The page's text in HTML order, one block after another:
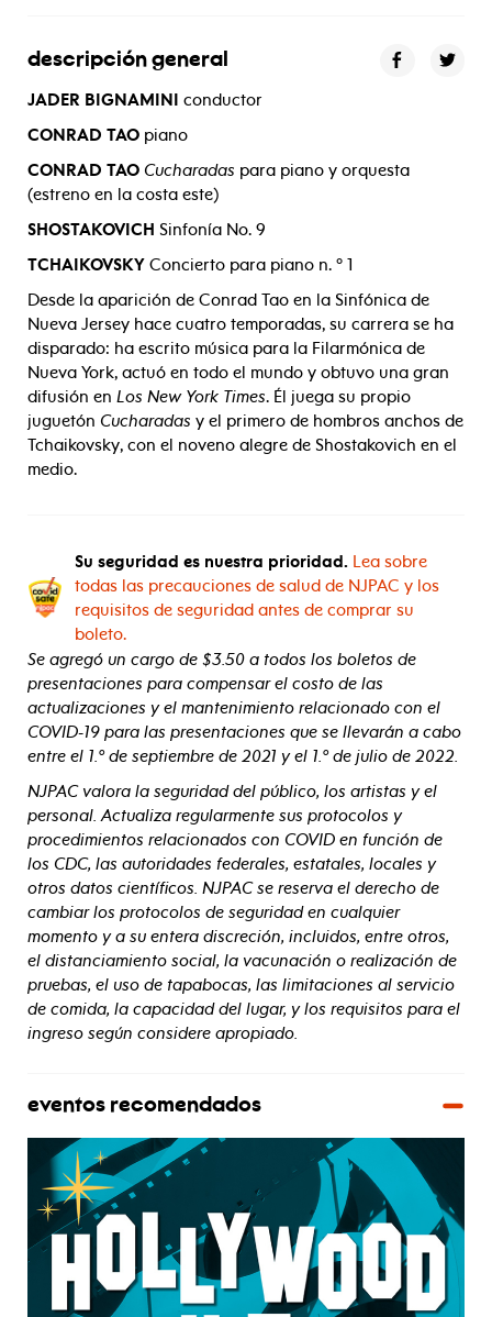
descripción general
JADER BIGNAMINI conductor
CONRAD TAO piano
CONRAD TAO Cucharadas para piano y orquesta
(estreno en la costa este)
SHOSTAKOVICH Sinfonía No. 9
TCHAIKOVSKY Concierto para piano n. ° 1
Desde la aparición de Conrad Tao en la Sinfónica de
Nueva Jersey hace cuatro temporadas, su carrera se ha
disparado: ha escrito música para la Filarmónica de
Nueva York, actuó en todo el mundo y obtuvo una gran
difusión en Los New York Times. Él juega su propio
juguetón Cucharadas y el primero de hombros anchos de
Tchaikovsky, con el noveno alegre de Shostakovich en el
medio.
Su seguridad es nuestra prioridad. Lea sobre
todas las precauciones de salud de NJPAC y los
requisitos de seguridad antes de comprar su
boleto.
Se agregó un cargo de $3.50 a todos los boletos de
presentaciones para compensar el costo de las
actualizaciones y el mantenimiento relacionado con el
COVID-19 para las presentaciones que se llevarán a cabo
entre el 1.º de septiembre de 2021 y el 1.º de julio de 2022.
NJPAC valora la seguridad del público, los artistas y el
personal. Actualiza regularmente sus protocolos y
procedimientos relacionados con COVID en función de
los CDC, las autoridades federales, estatales, locales y
otros datos científicos. NJPAC se reserva el derecho de
cambiar los protocolos de seguridad en cualquier
momento y a su entera discreción, incluidos, entre otros,
el distanciamiento social, la vacunación o realización de
pruebas, el uso de tapabocas, las limitaciones al servicio
de comida, la capacidad del lugar, y los requisitos para el
ingreso según considere apropiado.
eventos recomendados